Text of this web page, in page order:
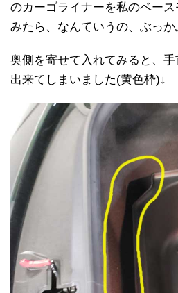
のカーゴライナーを私のベー
みたら、なんていうの、ぶっか
奥側を寄せて入れてみると、
出来てしまいました(黄色枠)↓